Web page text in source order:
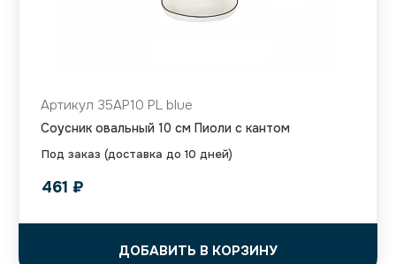
Под заказ (доставка до 10 дней)
Артикул 35AP10 PL blue
Соусник овальный 10 см Пиоли с кантом
461 ₽
ДОБАВИТЬ В КОРЗИНУ